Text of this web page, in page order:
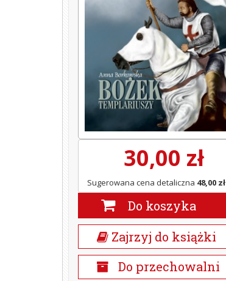
30,00 zł
Sugerowana cena detaliczna 48,00 zł
Do koszyka
Zajrzyj do książki
Do przechowalni